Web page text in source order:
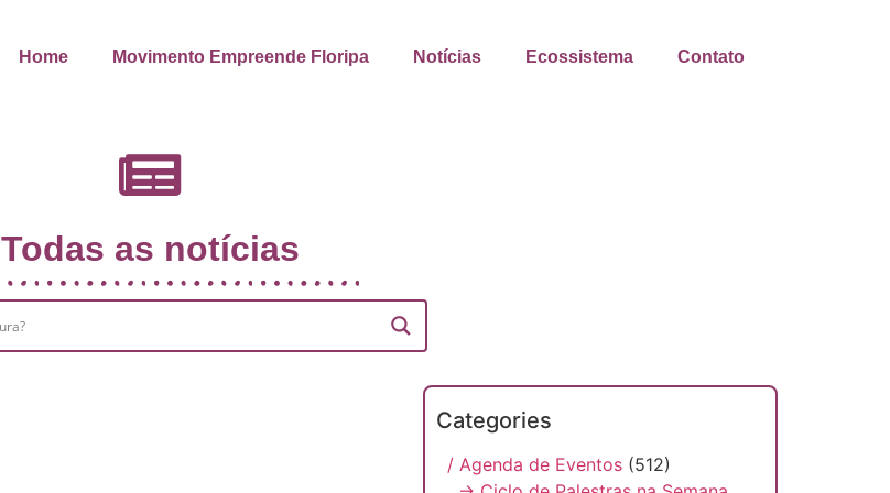
Home Movimento Empreende Floripa Notícias Ecossistema Contato
Todas as notícias
Categories
/ Agenda de Eventos (512)